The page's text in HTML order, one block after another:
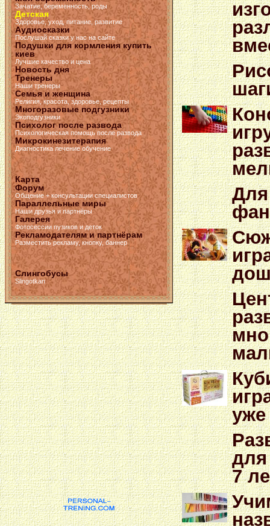
Зачатие, беременность, роды
Детская
Здоровье, уход, питание, развитие
Аудиосказки
Послушай сказки у нас на сайте
Подушки для кормления купить
киев
Лучшие качество и цена
Новость дня
Тренеры
Наши тренеры
Семья и женщина
Религия, красота, здоровье, рецепты
Многоразовые подгузники
Экоподгузники
Психолог после развода
Психологическая помощь после развода
Микрокинезитерапия
Диагностика лечение обучение
Карта
Форум
Общение + консультации специалистов
Параллельные миры
Наши друзья и партнёры
Галерея
Фотосессии пузиков и деток
Рекламодателям и партнёрам
Разместить рекламу, кнопку, баннер
Слингобусы
Slingotkan
уже
для
7